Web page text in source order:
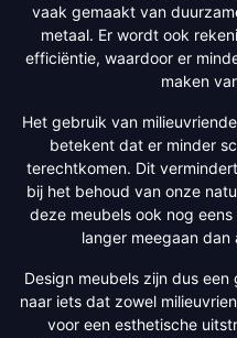
vaak gemaakt van
metaal. Er wordt ook
efficiëntie, waardoor er
maken
Het gebruik van
betekent dat er minder
terechtkomen. Dit
bij het behoud van onze
deze meubels ook nog
langer meegaan dan
Design meubels zijn dus
naar iets dat zowel
voor een esthetische